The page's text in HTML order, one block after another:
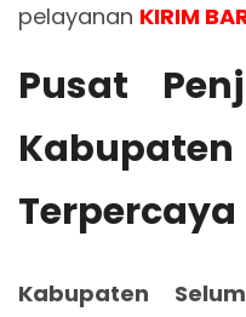
pelayanan KIRIM
Pusat
Terpercaya
Kabupaten